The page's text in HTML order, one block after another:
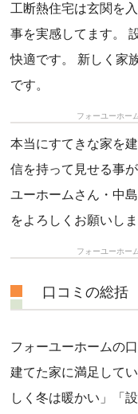
工断熱住宅は玄関を
事を実感してます。
快適です。 新しく家
です。
フォーユーホー
本当にすてきな家を
信を持って見せる事
ユーホームさん・中
をよろしくお願いしま
フォーユーホー
口コミの総括
フォーユーホームの
建てた家に満足して
しく冬は暖かい」「